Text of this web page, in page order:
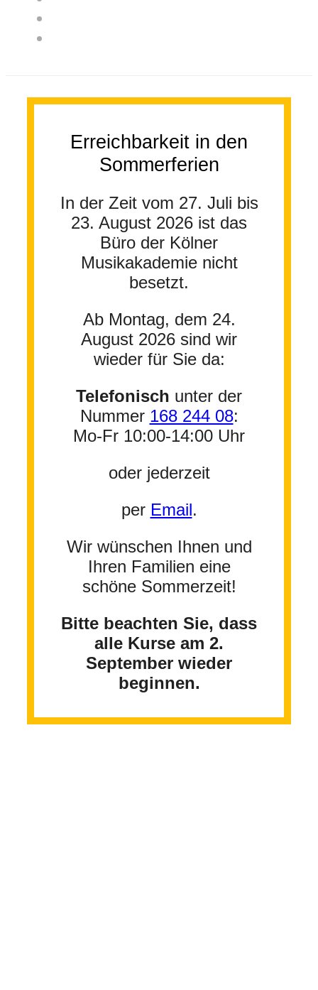
Erreichbarkeit in den
Sommerferien
In der Zeit vom 27. Juli bis
23. August 2026 ist das
Büro der Kölner
Musikakademie nicht
besetzt.
Ab Montag, dem 24.
August 2026 sind wir
wieder für Sie da:
Telefonisch unter der
Nummer 168 244 08:
Mo-Fr 10:00-14:00 Uhr
oder jederzeit
per Email.
Wir wünschen Ihnen und
Ihren Familien eine
schöne Sommerzeit!
Bitte beachten Sie, dass
alle Kurse am 2.
September wieder
beginnen.